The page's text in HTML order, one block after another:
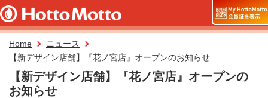
Home
ニュース
【新デザイン店舗】『花ノ宮店』オープンのお知らせ
【新デザイン店舗】『花ノ宮店』オープンの
お知らせ